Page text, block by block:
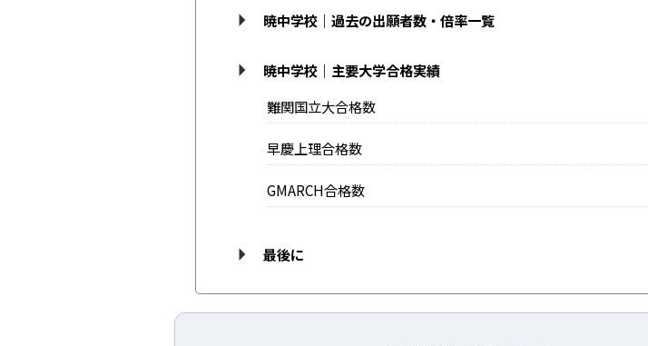
暁中学校｜過去の出願者数・倍率一覧
暁中学校｜主要大学合格実績
難関国立大合格数
早慶上理合格数
GMARCH合格数
最後に